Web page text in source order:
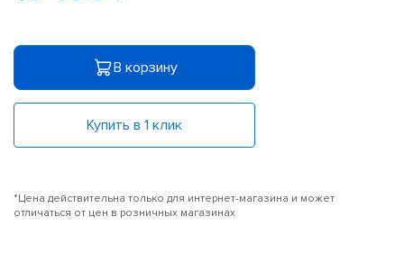
В корзину
Купить в 1 клик
*Цена действительна только для интернет-магазина и может
отличаться от цен в розничных магазинах